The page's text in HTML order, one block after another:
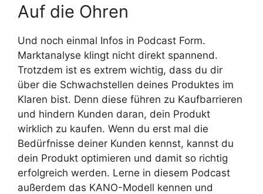
Auf die Ohren
Und noch einmal Infos in Podcast Form.
Marktanalyse klingt nicht direkt spannend.
Trotzdem ist es extrem wichtig, dass du dir
über die Schwachstellen deines Produktes im
Klaren bist. Denn diese führen zu Kaufbarrieren
und hindern Kunden daran, dein Produkt
wirklich zu kaufen. Wenn du erst mal die
Bedürfnisse deiner Kunden kennst, kannst du
dein Produkt optimieren und damit so richtig
erfolgreich werden. Lerne in diesem Podcast
außerdem das KANO-Modell kennen und